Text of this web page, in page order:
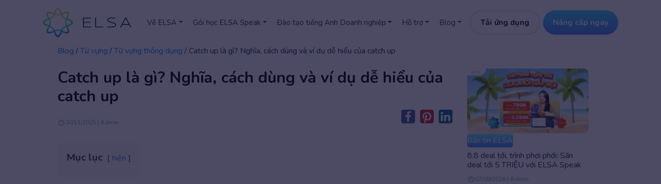
Về ELSA Gói học ELSA Speak Đào tạo tiếng Anh Doanh nghiệp Hỗ trợ Blog Tải ứng dụng Nâng cấp ngay
Blog /Từ vựng /Từ vựng thông dụng / Catch up là gì? Nghĩa, cách dùng và ví dụ dễ hiểu của catch up
Catch up là gì? Nghĩa, cách dùng và ví dụ dễ hiểu của
catch up
30/11/2025 | Admin
Mục lục hiện
Bản tin ELSA
8.8 deal tới, trình phơi phới: Săn
deal tới 5 TRIỆU với ELSA Speak
07/08/2026 | Admin